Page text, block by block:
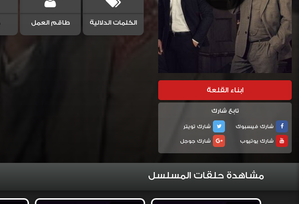
ابناء القلعة
تابع شارك
شارك فيسبوك
شارك تويتر
شارك يوتيوب
شارك جوجل
الكلمات الدلالية طاقم العمل
مشاهدة حلقات المسلسل